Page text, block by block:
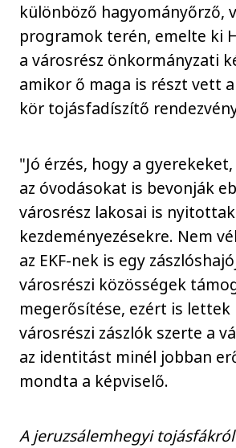
különböző hagyományőrző,
programok terén, emelte ki
a városrész önkormányzati
amikor ő maga is részt vett
kör tojásfadíszítő
"Jó érzés, hogy a
az óvodásokat is bevonják
városrész lakosai is
kezdeményezésekre. Nem
az EKF-nek is egy
városrészi közösségek
megerősítése, ezért is lettek
városrészi zászlók szerte a
az identitást minél jobban
mondta a képviselő.
A jeruzsálemhegyi